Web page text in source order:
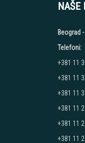
NAŠE
Beograd
Telefoni:
+381 11
+381 11
+381 11
+381 11
+381 11
+381 11